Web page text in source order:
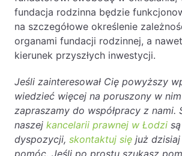
fundacja rodzinna będzie
na szczegółowe określenie
organami fundacji rodzinnej, a
kierunek przyszłych inwestycji.
Jeśli zainteresował Cię powyższy
wiedzieć więcej na poruszony w
zapraszamy do współpracy z nami.
naszej kancelarii prawnej w Łodzi
dyspozycji, skontaktuj się już
pomóc. Jeśli po prostu szukasz